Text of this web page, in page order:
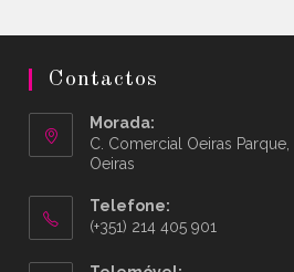
Contactos
Morada:
C. Comercial Oeiras
Oeiras
Telefone:
(+351) 214 405 901